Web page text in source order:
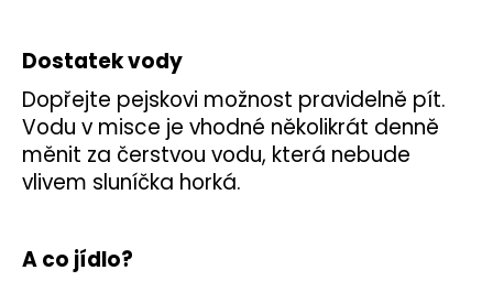
Dostatek vody
Dopřejte pejskovi možnost pravidelně pít.
Vodu v misce je vhodné několikrát denně
měnit za čerstvou vodu, která nebude
vlivem sluníčka horká.
A co jídlo?